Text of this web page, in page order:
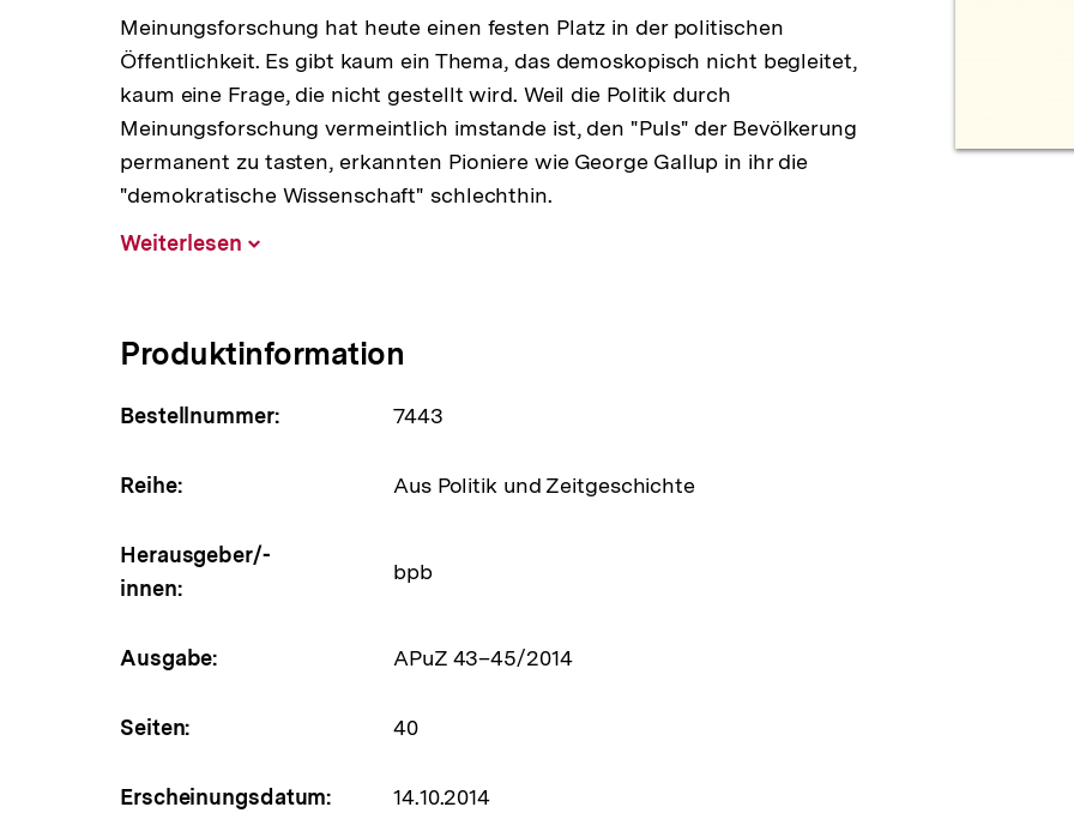
Meinungsforschung hat heute einen festen Platz in der politischen
Öffentlichkeit. Es gibt kaum ein Thema, das demoskopisch nicht begleitet,
kaum eine Frage, die nicht gestellt wird. Weil die Politik durch
Meinungsforschung vermeintlich imstande ist, den "Puls" der Bevölkerung
permanent zu tasten, erkannten Pioniere wie George Gallup in ihr die
"demokratische Wissenschaft" schlechthin.
Weiterlesen
Produktinformation
Bestellnummer: 7443
Reihe: Aus Politik und Zeitgeschichte
Herausgeber/-
innen:
bpb
Ausgabe: APuZ 43–45/2014
Seiten: 40
Erscheinungsdatum: 14.10.2014